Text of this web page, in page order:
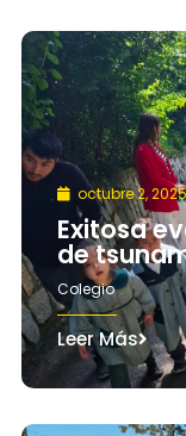
octubre 2, 2025
Exitosa
de
Colegio
Leer Más